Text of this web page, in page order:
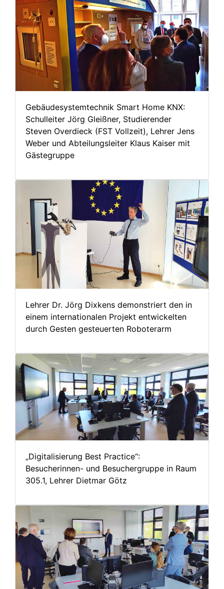
Gebäudesystemtechnik Smart Home KNX:
Schulleiter Jörg Gleißner, Studierender
Steven Overdieck (FST Vollzeit), Lehrer Jens
Weber und Abteilungsleiter Klaus Kaiser mit
Gästegruppe
Lehrer Dr. Jörg Dixkens demonstriert den in
einem internationalen Projekt entwickelten
durch Gesten gesteuerten Roboterarm
„Digitalisierung Best Practice“:
Besucherinnen- und Besuchergruppe in Raum
305.1, Lehrer Dietmar Götz